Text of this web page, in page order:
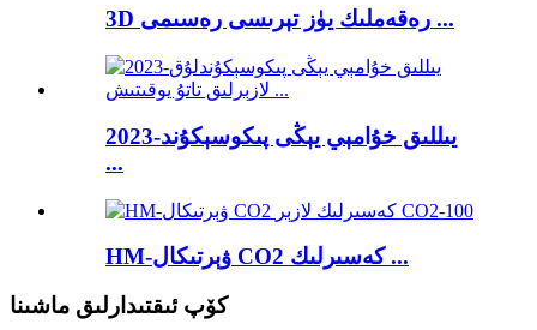
3D رەقەملىك يۈز تېرىسى رەسىمى ...
2023-يىللىق خۇامېي يېڭى پىكوسېكۇند
...
HM-ۋېرتىكال CO2 كەسىرلىك ...
كۆپ ئىقتىدارلىق ماشىنا